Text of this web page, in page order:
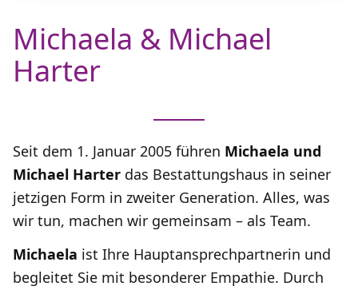
Michaela & Michael
Harter
Seit dem 1. Januar 2005 führen Michaela und
Michael Harter das Bestattungshaus in seiner
jetzigen Form in zweiter Generation. Alles, was
wir tun, machen wir gemeinsam – als Team.
Michaela ist Ihre Hauptansprechpartnerin und
begleitet Sie mit besonderer Empathie. Durch